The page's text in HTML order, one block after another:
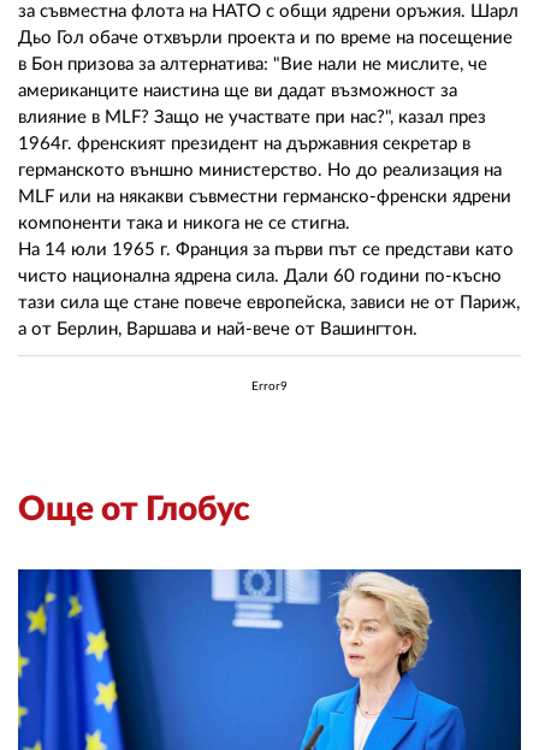
за съвместна флота на НАТО с общи ядрени оръжия. Шарл
Дьо Гол обаче отхвърли проекта и по време на посещение
в Бон призова за алтернатива: "Вие нали не мислите, че
американците наистина ще ви дадат възможност за
влияние в MLF? Защо не участвате при нас?", казал през
1964г. френският президент на държавния секретар в
германското външно министерство. Но до реализация на
MLF или на някакви съвместни германско-френски ядрени
компоненти така и никога не се стигна.
На 14 юли 1965 г. Франция за първи път се представи като
чисто национална ядрена сила. Дали 60 години по-късно
тази сила ще стане повече европейска, зависи не от Париж,
а от Берлин, Варшава и най-вече от Вашингтон.
Error9
Още от Глобус